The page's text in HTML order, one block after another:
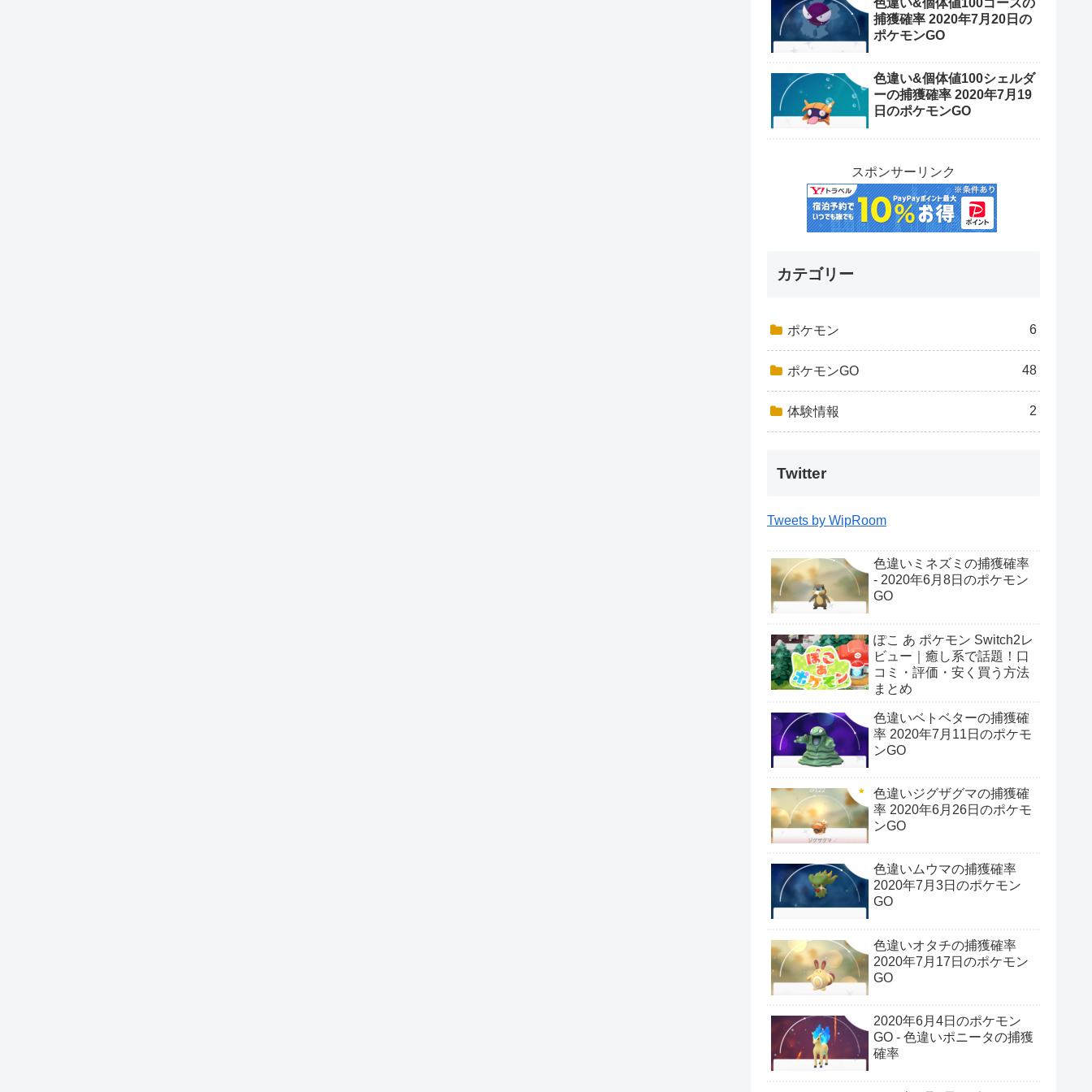
色違い&個体値100ゴースの
捕獲確率 2020年7月20日の
ポケモンGO
色違い&個体値100シェルダ
ーの捕獲確率 2020年7月19
日のポケモンGO
スポンサーリンク
カテゴリー
ポケモン 6
ポケモンGO 48
体験情報 2
Twitter
Tweets by WipRoom
色違いミネズミの捕獲確率
- 2020年6月8日のポケモン
GO
ぽこ あ ポケモン Switch2レ
ビュー｜癒し系で話題！口
コミ・評価・安く買う方法
まとめ
色違いベトベターの捕獲確
率 2020年7月11日のポケモ
ンGO
色違いジグザグマの捕獲確
率 2020年6月26日のポケモ
ンGO
色違いムウマの捕獲確率
2020年7月3日のポケモン
GO
色違いオタチの捕獲確率
2020年7月17日のポケモン
GO
2020年6月4日のポケモン
GO - 色違いポニータの捕獲
確率